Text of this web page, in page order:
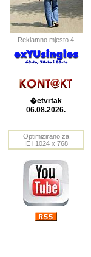
Reklamno mjesto 4
�etvrtak
06.08.2026.
Optimizirano za
IE i 1024 x 768